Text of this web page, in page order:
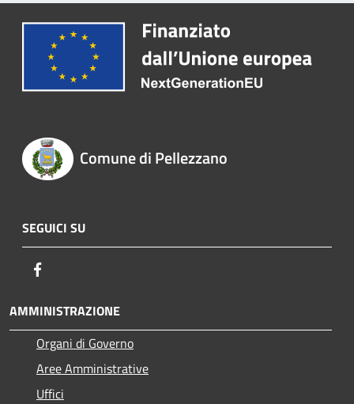
Comune di Pellezzano
SEGUICI SU
AMMINISTRAZIONE
Organi di Governo
Aree Amministrative
Uffici